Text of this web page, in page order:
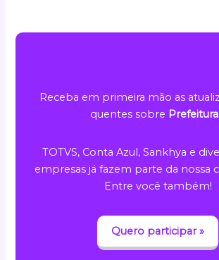
Receba em primeira mão as
quentes sobre
TOTVS, Conta Azul, Sankhya e
empresas já fazem parte da nossa
Entre você também!
Quero participar »